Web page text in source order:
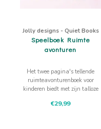
Jolly designs - Quiet Books
Speelboek Ruimte
avonturen
Het twee pagina's tellende
ruimteavonturenboek voor
kinderen biedt met zijn talloze
materialen veel plezier en verfijnt
€29,99